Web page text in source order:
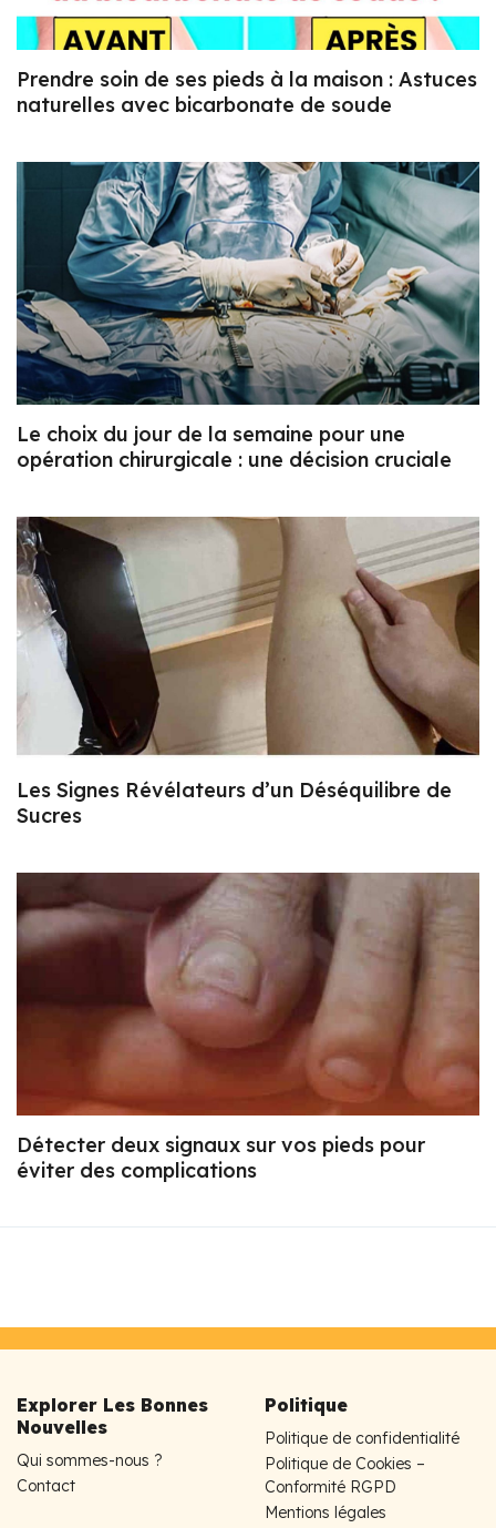
Prendre soin de ses pieds à la maison : Astuces
naturelles avec bicarbonate de soude
Le choix du jour de la semaine pour une
opération chirurgicale : une décision cruciale
Les Signes Révélateurs d’un Déséquilibre de
Sucres
Détecter deux signaux sur vos pieds pour
éviter des complications
Explorer Les Bonnes
Nouvelles
Qui sommes-nous ?
Contact
Politique
Politique de confidentialité
Politique de Cookies –
Conformité RGPD
Mentions légales